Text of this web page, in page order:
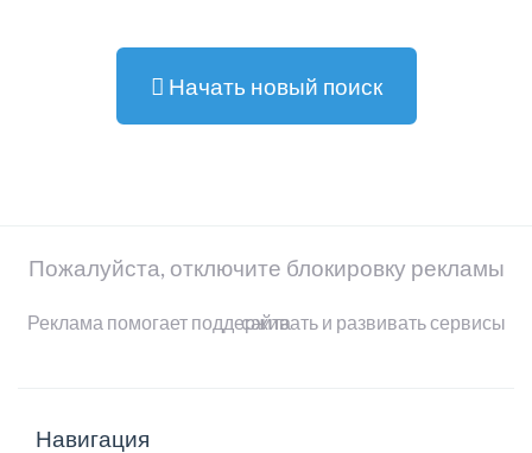
Начать новый поиск
Пожалуйста, отключите блокировку рекламы
Реклама помогает поддерживать и развивать сервисы сайта
Навигация